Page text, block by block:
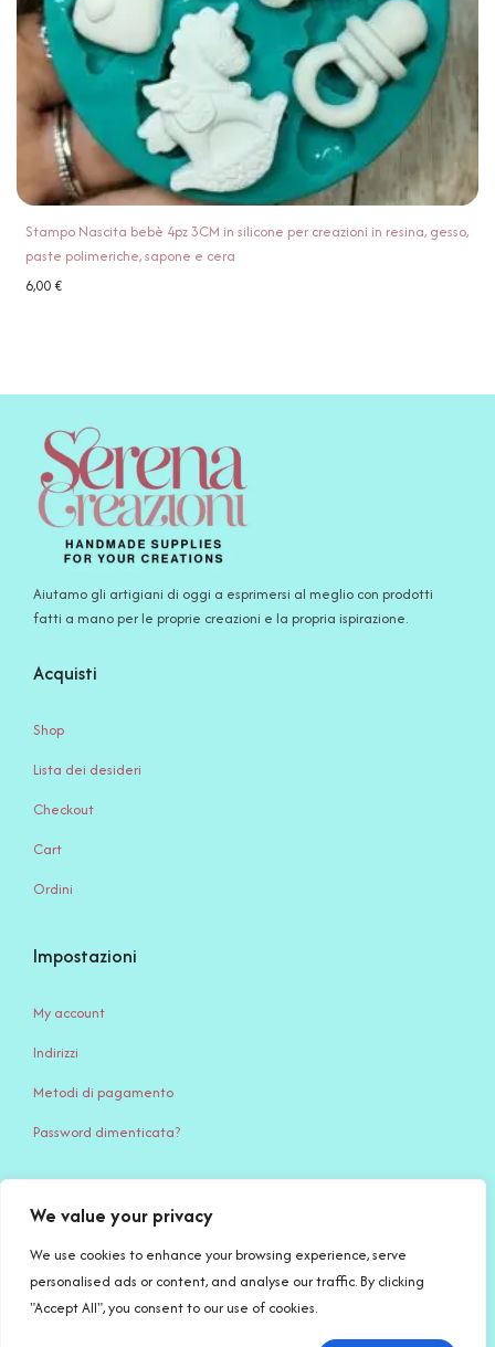
We value your privacy
We use cookies to enhance your browsing experience, serve
personalised ads or content, and analyse our traffic. By clicking
"Accept All", you consent to our use of cookies.
Stampo Nascita bebè 4pz 3CM in silicone per creazioni in resina, gesso,
paste polimeriche, sapone e cera
6,00€
Aiutamo gli artigiani di oggi a esprimersi al meglio con prodotti
fatti a mano per le proprie creazioni e la propria ispirazione.
Acquisti
Shop
Lista dei desideri
Checkout
Cart
Ordini
Impostazioni
My account
Indirizzi
Metodi di pagamento
Password dimenticata?
Serena Creazione di Serena Stampone – Via Giardino, 65 – 71032
Biccari (FG) – c.f. STMSRN95S45D643Q – P.IVA IT 04494740717 –
PEC: serenacreazioni@pec.it